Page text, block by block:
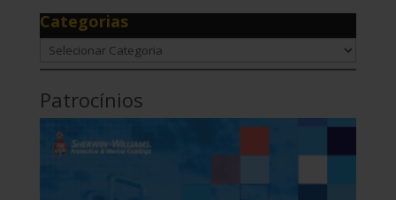
Categorias
Categorias
Patrocínios